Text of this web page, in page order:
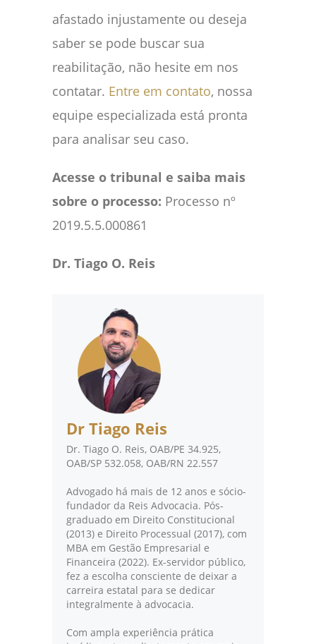
afastado injustamente ou deseja
saber se pode buscar sua
reabilitação, não hesite em nos
contatar. Entre em contato, nossa
equipe especializada está pronta
para analisar seu caso.
Acesse o tribunal e saiba mais
sobre o processo: Processo nº
2019.5.5.000861
Dr. Tiago O. Reis
Dr Tiago Reis
Dr. Tiago O. Reis, OAB/PE 34.925,
OAB/SP 532.058, OAB/RN 22.557
Advogado há mais de 12 anos e sócio-
fundador da Reis Advocacia. Pós-
graduado em Direito Constitucional
(2013) e Direito Processual (2017), com
MBA em Gestão Empresarial e
Financeira (2022). Ex-servidor público,
fez a escolha consciente de deixar a
carreira estatal para se dedicar
integralmente à advocacia.
Com ampla experiência prática